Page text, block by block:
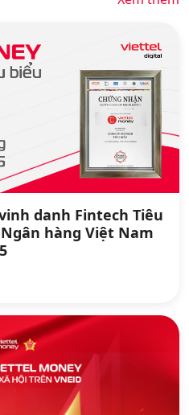
danh Fintech Tiêu
hàng Việt Nam